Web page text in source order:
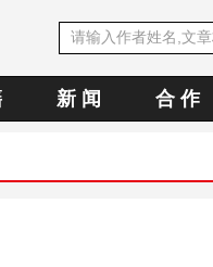
新 闻 合 作